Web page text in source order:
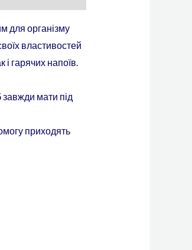
для організму
властивостей
гарячих напоїв.
завжди мати під
приходять